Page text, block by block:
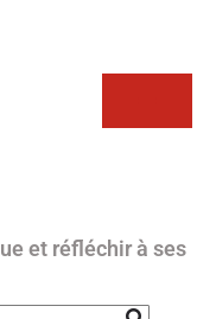
et réfléchir à ses